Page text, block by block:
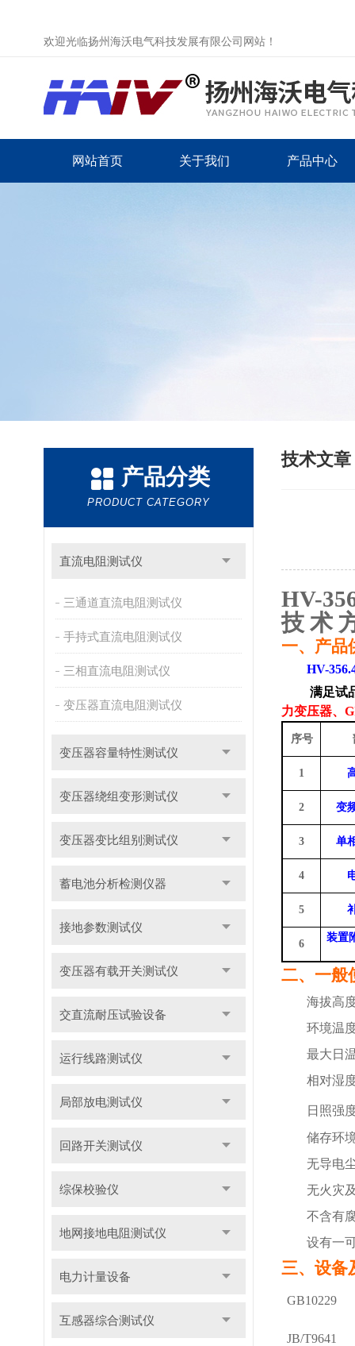
欢迎光临扬州海沃电气科技发展有限公司网站！
网站首页 关于我们 产品中心
产品分类
PRODUCT CATEGORY
直流电阻测试仪
三通道直流电阻测试仪
手持式直流电阻测试仪
三相直流电阻测试仪
变压器直流电阻测试仪
变压器容量特性测试仪
变压器绕组变形测试仪
变压器变比组别测试仪
蓄电池分析检测仪器
接地参数测试仪
变压器有载开关测试仪
交直流耐压试验设备
运行线路测试仪
局部放电测试仪
回路开关测试仪
综保校验仪
地网接地电阻测试仪
电力计量设备
互感器综合测试仪
技术文章
HV-
技 术
一、 产品
HV-
满足试
力变压器、
序号
1
2 变
3 单
4
5
6
装置
二、一般
海拔高
环境温
最大日
相对湿
日照强
储存环
无导电
无火灾
不含有
设有一
三、设备
GB10229
JB/T9641